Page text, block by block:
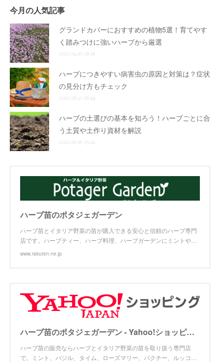
今月の人気記事
グランドカバーにおすすめの植物5選！育てやす
く踏みつけに強いハーブから厳選
2022.09.16 08:18
ハーブにつきやすい病害虫の原因と対策は？症状
の見分け方もチェック
2022.08.12 08:49
ハーブの土選びの基本を知ろう！ハーブごとに合
う土質や土作り資材を解説
2022.08.18 05:24
ハーブ苗のポタジェガーデン
ハーブ苗とイタリア野菜の苗が購入できる安心と信頼のハーブ専門
店です。ハーブティー、ハーブ料理、ハーブガーデンにミントや…
www.rakuten.ne.jp
ハーブ苗のポタジェガーデン - Yahoo!ショッピング
ハーブ苗の販売ならハーブとイタリア野菜の苗を取り扱う専門店
で。ミント、バジル、タイム、ローズマリー、パクチー、ルッコ…